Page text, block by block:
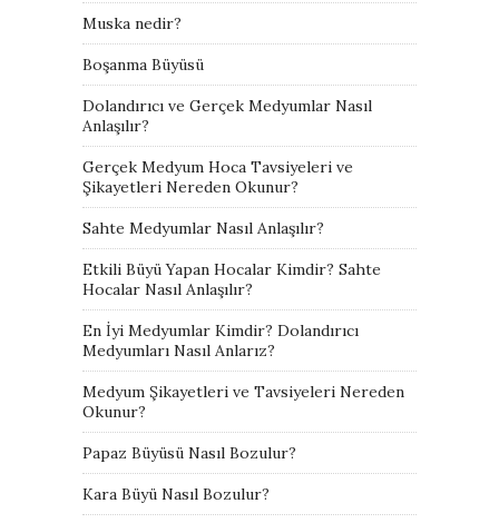
Muska nedir?
Boşanma Büyüsü
Dolandırıcı ve Gerçek Medyumlar Nasıl
Anlaşılır?
Gerçek Medyum Hoca Tavsiyeleri ve
Şikayetleri Nereden Okunur?
Sahte Medyumlar Nasıl Anlaşılır?
Etkili Büyü Yapan Hocalar Kimdir? Sahte
Hocalar Nasıl Anlaşılır?
En İyi Medyumlar Kimdir? Dolandırıcı
Medyumları Nasıl Anlarız?
Medyum Şikayetleri ve Tavsiyeleri Nereden
Okunur?
Papaz Büyüsü Nasıl Bozulur?
Kara Büyü Nasıl Bozulur?